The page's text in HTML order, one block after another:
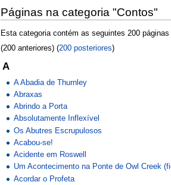
Páginas na categoria "Contos"
Esta categoria contém as seguintes 200 páginas
(200 anteriores) (200 posteriores)
A
A Abadia de Thurnley
Abraxas
Abrindo a Porta
Absolutamente Inflexível
Os Abutres Escrupulosos
Acabou-se!
Acidente em Roswell
Um Acontecimento na Ponte de Owl Creek
Acordar o Profeta